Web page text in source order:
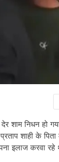
शाम निधन हो
शाही के पिता
इलाज करवा रहे